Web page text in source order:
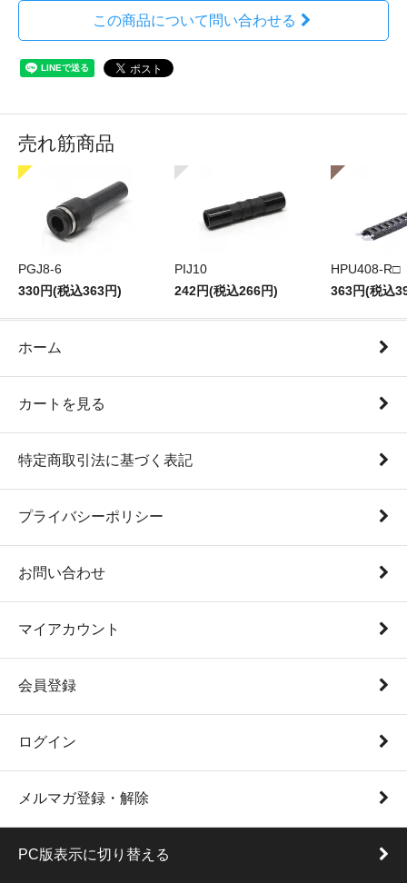
この商品について問い合わせる
売れ筋商品
PGJ8-6
330円(税込363円)
PIJ10
242円(税込266円)
HPU408-R□
363円(税込
ホーム
カートを見る
特定商取引法に基づく表記
プライバシーポリシー
お問い合わせ
マイアカウント
会員登録
ログイン
メルマガ登録・解除
PC版表示に切り替える